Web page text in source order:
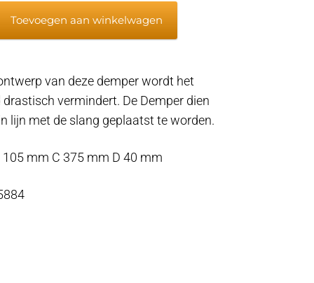
Toevoegen aan winkelwagen
van deze demper wordt het
vermindert. De Demper dien
lijn met de slang geplaatst te worden.
105 mm C 375 mm D 40 mm